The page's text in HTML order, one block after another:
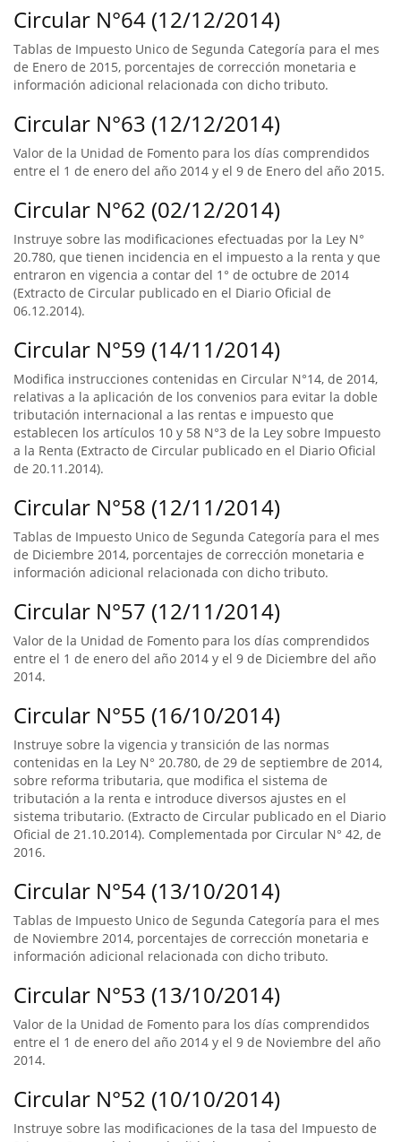
Circular N°64 (12/12/2014)
Tablas de Impuesto Unico de Segunda Categoría para el mes
de Enero de 2015, porcentajes de corrección monetaria e
información adicional relacionada con dicho tributo.
Circular N°63 (12/12/2014)
Valor de la Unidad de Fomento para los días comprendidos
entre el 1 de enero del año 2014 y el 9 de Enero del año 2015.
Circular N°62 (02/12/2014)
Instruye sobre las modificaciones efectuadas por la Ley N°
20.780, que tienen incidencia en el impuesto a la renta y que
entraron en vigencia a contar del 1° de octubre de 2014
(Extracto de Circular publicado en el Diario Oficial de
06.12.2014).
Circular N°59 (14/11/2014)
Modifica instrucciones contenidas en Circular N°14, de 2014,
relativas a la aplicación de los convenios para evitar la doble
tributación internacional a las rentas e impuesto que
establecen los artículos 10 y 58 N°3 de la Ley sobre Impuesto
a la Renta (Extracto de Circular publicado en el Diario Oficial
de 20.11.2014).
Circular N°58 (12/11/2014)
Tablas de Impuesto Unico de Segunda Categoría para el mes
de Diciembre 2014, porcentajes de corrección monetaria e
información adicional relacionada con dicho tributo.
Circular N°57 (12/11/2014)
Valor de la Unidad de Fomento para los días comprendidos
entre el 1 de enero del año 2014 y el 9 de Diciembre del año
2014.
Circular N°55 (16/10/2014)
Instruye sobre la vigencia y transición de las normas
contenidas en la Ley N° 20.780, de 29 de septiembre de 2014,
sobre reforma tributaria, que modifica el sistema de
tributación a la renta e introduce diversos ajustes en el
sistema tributario. (Extracto de Circular publicado en el Diario
Oficial de 21.10.2014). Complementada por Circular N° 42, de
2016.
Circular N°54 (13/10/2014)
Tablas de Impuesto Unico de Segunda Categoría para el mes
de Noviembre 2014, porcentajes de corrección monetaria e
información adicional relacionada con dicho tributo.
Circular N°53 (13/10/2014)
Valor de la Unidad de Fomento para los días comprendidos
entre el 1 de enero del año 2014 y el 9 de Noviembre del año
2014.
Circular N°52 (10/10/2014)
Instruye sobre las modificaciones de la tasa del Impuesto de